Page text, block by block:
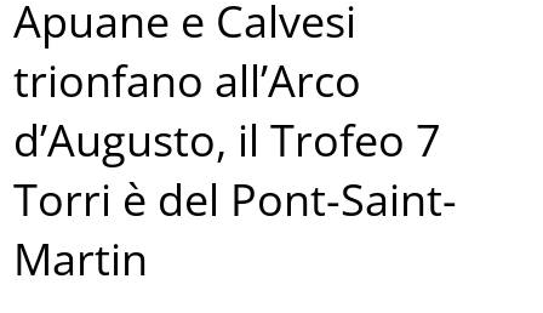
Apuane e Calvesi
trionfano all’Arco
d’Augusto, il Trofeo 7
Torri è del Pont-Saint-
Martin